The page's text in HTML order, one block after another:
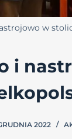
w
i
2022